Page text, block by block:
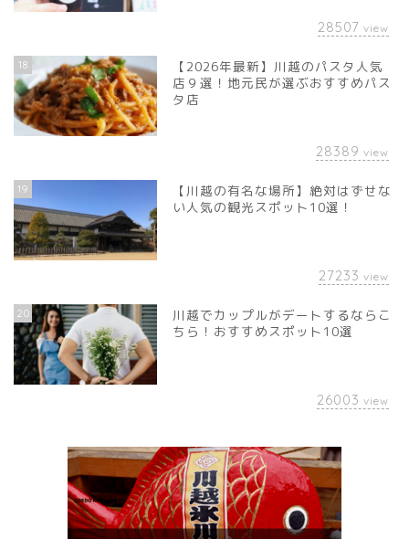
28507 view
18
【2026年最新】川越のパスタ人気
店９選！地元民が選ぶおすすめパス
タ店
28389 view
19
【川越の有名な場所】絶対はずせな
い人気の観光スポット10選！
27233 view
20
川越でカップルがデートするならこ
ちら！おすすめスポット10選
26003 view